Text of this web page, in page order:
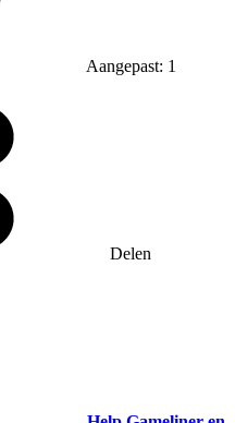
Aangepast: 1
Delen